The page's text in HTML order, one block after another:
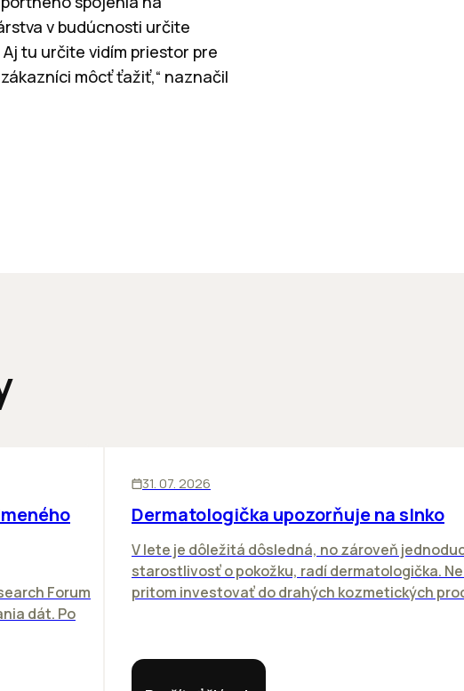
v budúcnosti určite
Aj tu určite vidím priestor pre
môcť ťažiť,“ naznačil
Forum
dát. Po
31. 07. 2026
Dermatologička upozorňuje na slnko
V lete je dôležitá dôsledná, no zároveň
starostlivosť o pokožku, radí dermatologička.
pritom investovať do drahých kozmetických